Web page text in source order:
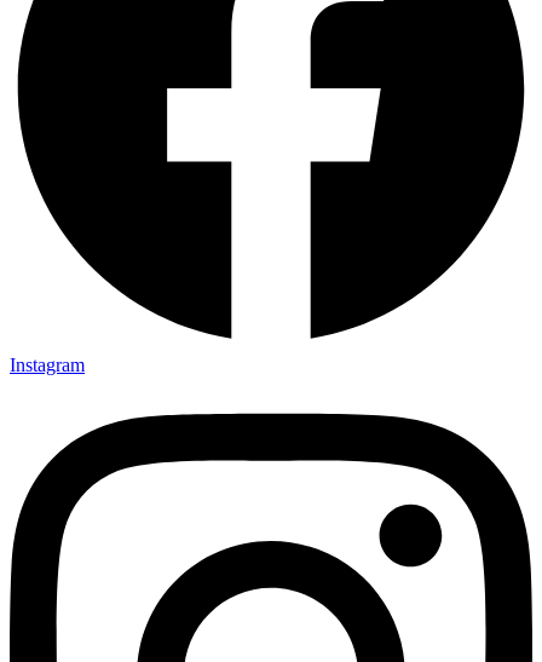
Instagram